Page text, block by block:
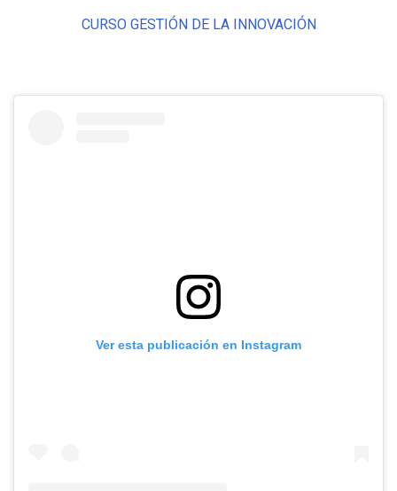
CURSO GESTIÓN DE LA INNOVACIÓN
Ver esta publicación en Instagram